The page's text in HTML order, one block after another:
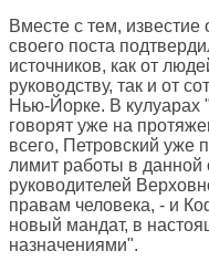
Вместе с тем, известие
своего поста
источников, как от
руководству, так и от
Нью-Йорке. В кулуарах
говорят уже на
всего, Петровский уже
лимит работы в данной
руководителей
правам человека, - и
новый мандат, в
назначениями".